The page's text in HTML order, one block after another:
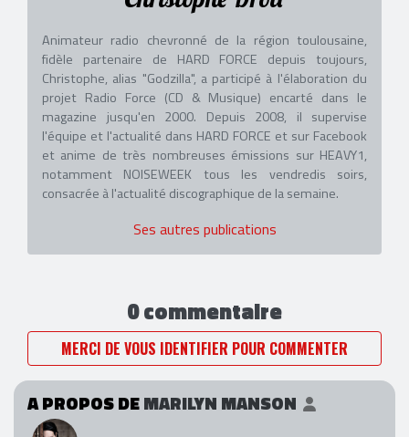
Animateur radio chevronné de la région toulousaine,
fidèle partenaire de HARD FORCE depuis toujours,
Christophe, alias "Godzilla", a participé à l'élaboration du
projet Radio Force (CD & Musique) encarté dans le
magazine jusqu'en 2000. Depuis 2008, il supervise
l'équipe et l'actualité dans HARD FORCE et sur Facebook
et anime de très nombreuses émissions sur HEAVY1,
notamment NOISEWEEK tous les vendredis soirs,
consacrée à l'actualité discographique de la semaine.
Ses autres publications
0 commentaire
MERCI DE VOUS IDENTIFIER POUR COMMENTER
A PROPOS DEMARILYN MANSON